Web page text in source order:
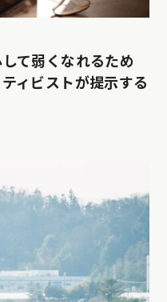
て弱くなれるため
ィビストが提示する